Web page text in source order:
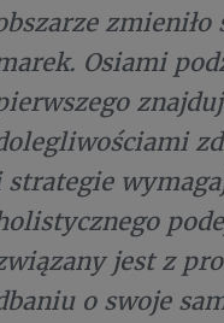
Osiami
strategie
jest z
o swoje